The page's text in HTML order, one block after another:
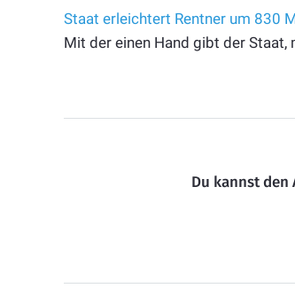
Staat erleichtert Rentner um 830
Mit der einen Hand gibt der
Du kannst